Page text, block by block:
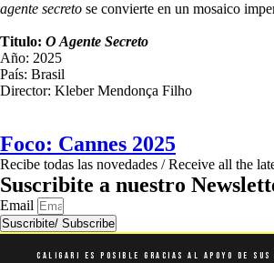
agente secreto se convierte en un mosaico
Titulo: O Agente Secreto
Año: 2025
País: Brasil
Director: Kleber Mendonça Filho
Foco: Cannes 2025
Recibe todas las novedades / Receive all the
Suscribite a nuestro
Email
Suscribite/ Subscribe
Caligari es posible gracias al apoyo de sus